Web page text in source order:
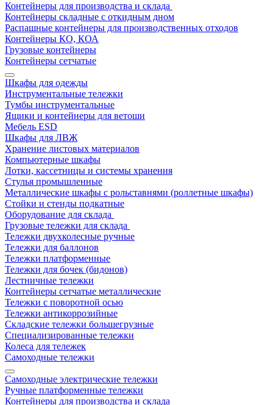
Контейнеры для производства и склада
Контейнеры складные с откидным дном
Распашные контейнеры для производственных отходов
Контейнеры КО, КОА
Грузовые контейнеры
Контейнеры сетчатые
Шкафы для одежды
Инструментальные тележки
Тумбы инструментальные
Ящики и контейнеры для ветоши
Мебель ESD
Шкафы для ЛВЖ
Хранение листовых материалов
Компьютерные шкафы
Лотки, кассетницы и системы хранения
Стулья промышленные
Металлические шкафы с рольставнями (роллетные шкафы)
Стойки и стенды подкатные
Оборудование для склада
Грузовые тележки для склада
Тележки двухколесные ручные
Тележки для баллонов
Тележки платформенные
Тележки для бочек (бидонов)
Лестничные тележки
Контейнеры сетчатые металлические
Тележки с поворотной осью
Тележки антикоррозийные
Складские тележки большегрузные
Специализированные тележки
Колеса для тележек
Самоходные тележки
Самоходные электрические тележки
Ручные платформенные тележки
Контейнеры для производства и склада